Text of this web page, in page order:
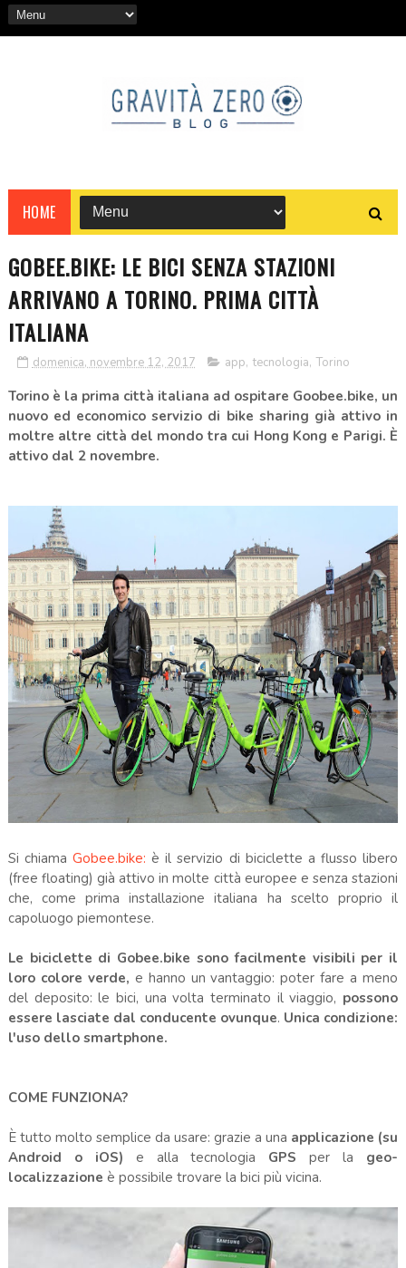
HOME
GOBEE.BIKE: LE BICI SENZA STAZIONI
ARRIVANO A TORINO. PRIMA CITTÀ
ITALIANA
domenica, novembre 12, 2017 app, tecnologia, Torino
Torino è la prima città italiana ad ospitare Goobee.bike, un
nuovo ed economico servizio di bike sharing già attivo in
moltre altre città del mondo tra cui Hong Kong e Parigi. È
attivo dal 2 novembre.
Si chiamaGobee.bike: è il servizio di biciclette a flusso libero
(free floating) già attivo in molte città europee e senza stazioni
che, come prima installazione italiana ha scelto proprio il
capoluogo piemontese.
Le biciclette di Gobee.bike sono facilmente visibili per il
loro colore verde, e hanno un vantaggio: poter fare a meno
del deposito: le bici, una volta terminato il viaggio, possono
essere lasciate dal conducente ovunque. Unica condizione:
l'uso dello smartphone.
COME FUNZIONA?
È tutto molto semplice da usare: grazie a una applicazione (su
Android o iOS) e alla tecnologia GPSper la geo-
localizzazione è possibile trovare la bici più vicina.